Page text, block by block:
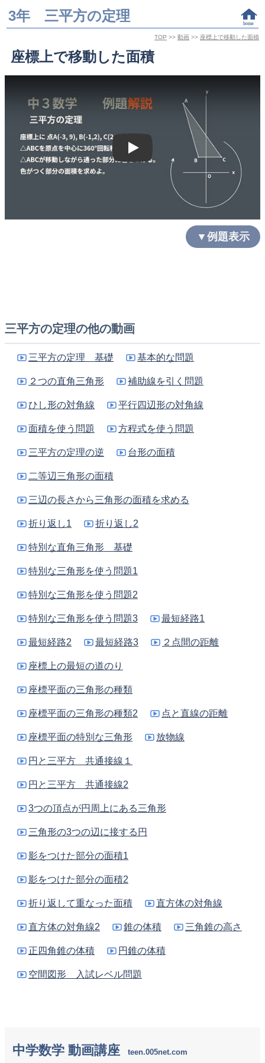
3年 三平方の定理
TOP >> 動画 >> 座標上で移動した面積
座標上で移動した面積
Play
▼例題表示
A
2
三平方の定理の他の動画
三平方の定理 基礎 基本的な問題
２つの直角三角形 補助線を引く問題
ひし形の対角線 平行四辺形の対角線
面積を使う問題 方程式を使う問題
三平方の定理の逆 台形の面積
二等辺三角形の面積
三辺の長さから三角形の面積を求める
折り返し1 折り返し2
特別な直角三角形 基礎
特別な三角形を使う問題1
特別な三角形を使う問題2
特別な三角形を使う問題3 最短経路1
最短経路2 最短経路3 ２点間の距離
座標上の最短の道のり
座標平面の三角形の種類
座標平面の三角形の種類2 点と直線の距離
座標平面の特別な三角形 放物線
円と三平方 共通接線１
円と三平方 共通接線2
3つの頂点が円周上にある三角形
三角形の3つの辺に接する円
影をつけた部分の面積1
影をつけた部分の面積2
折り返して重なった面積 直方体の対角線
直方体の対角線2 錐の体積 三角錐の高さ
正四角錐の体積 円錐の体積
空間図形 入試レベル問題
中学数学 動画講座